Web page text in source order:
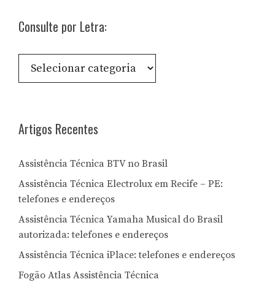
Consulte por Letra:
Consulte
Artigos Recentes
Assistência Técnica BTV no Brasil
Assistência Técnica Electrolux em Recife – PE:
telefones e endereços
Assistência Técnica Yamaha Musical do Brasil
autorizada: telefones e endereços
Assistência Técnica iPlace: telefones e endereços
Fogão Atlas Assistência Técnica